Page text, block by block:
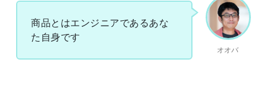
オオバ
商品とはエンジニアであるあな
た自身です